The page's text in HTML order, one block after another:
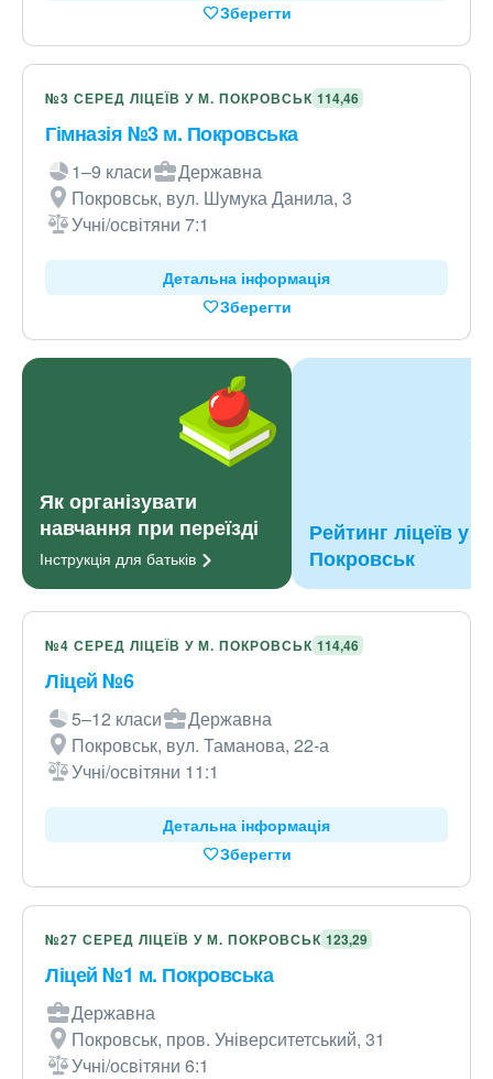
Зберегти
№3 СЕРЕД ЛІЦЕЇВ У М. ПОКРОВСЬК 114,46
Гімназія №3 м. Покровська
1–9 класи
Державна
Покровськ, вул. Шумука Данила, 3
Учні/освітяни 7:1
Детальна інформація
Зберегти
Як організувати
навчання при переїзді
Інструкція для батьків
Рейтинг ліцеїв у м.
Покровськ
№4 СЕРЕД ЛІЦЕЇВ У М. ПОКРОВСЬК 114,46
Ліцей №6
5–12 класи
Державна
Покровськ, вул. Таманова, 22-а
Учні/освітяни 11:1
Детальна інформація
Зберегти
№27 СЕРЕД ЛІЦЕЇВ У М. ПОКРОВСЬК 123,29
Ліцей №1 м. Покровська
Державна
Покровськ, пров. Університетський, 31
Учні/освітяни 6:1